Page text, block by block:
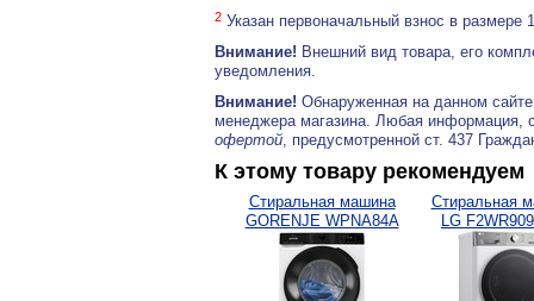
2 Указан первоначальный взнос в
Внимание! Внешний вид товара, его
уведомления.
Внимание! Обнаруженная на данном
менеджера магазина. Любая информация,
офертой, предусмотренной ст. 437
К этому товару рекомендуем
Стиральная машина
GORENJE WPNA84A
Стиральная
LG